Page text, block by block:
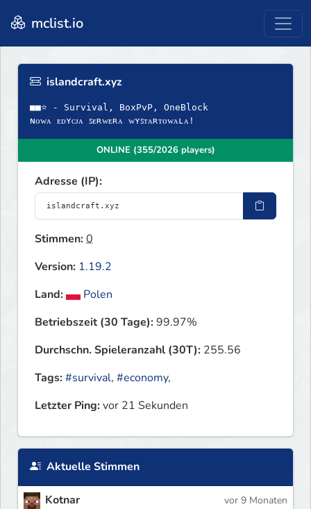
mclist.io
islandcraft.xyz
■■⭐ - Survival, BoxPvP, OneBlock
ɴᴏᴡᴀ ᴇᴅʏᴄᴊᴀ ꜱᴇʀᴡᴇʀᴀ ᴡʏꜱᴛᴀʀᴛᴏᴡᴀʟᴀ!
ONLINE (355/2026 players)
Adresse (IP):
Stimmen:0
Version: 1.19.2
Land:
Polen
Betriebszeit (30 Tage):99.97%
Durchschn. Spieleranzahl (30T): 255.56
Tags:#survival, #economy,
Letzter Ping:vor 21 Sekunden
Aktuelle Stimmen
Kotnar vor 9 Monaten